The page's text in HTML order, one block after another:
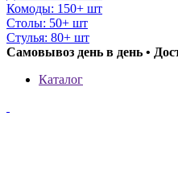
Комоды: 150+ шт
Столы: 50+ шт
Стулья: 80+ шт
Самовывоз день в день •
Каталог